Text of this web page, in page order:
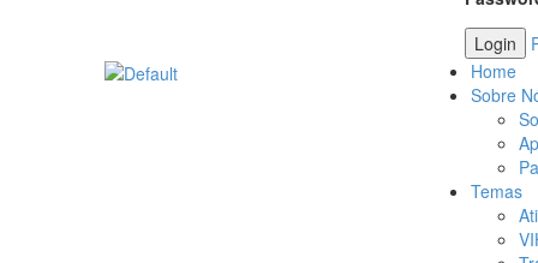
Home
Sobre
Temas